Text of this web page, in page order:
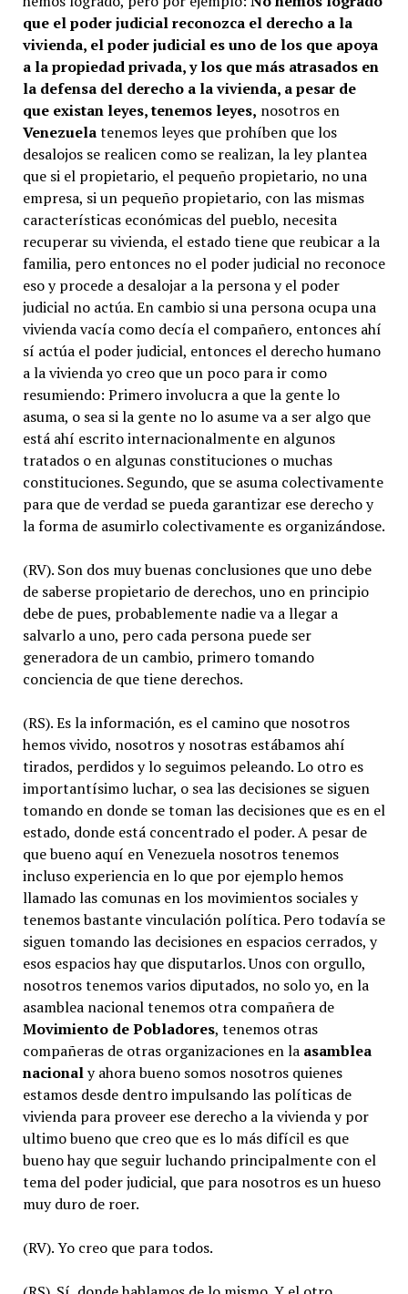
que el poder judicial reconozca el derecho a la
vivienda, el poder judicial es uno de los que apoya
a la propiedad privada, y los que más atrasados en
la defensa del derecho a la vivienda, a pesar de
que existan leyes, tenemos leyes, nosotros en
Venezuelatenemos leyes que prohíben que los
desalojos se realicen como se realizan, la ley plantea
que si el propietario, el pequeño propietario, no una
empresa, si un pequeño propietario, con las mismas
características económicas del pueblo, necesita
recuperar su vivienda, el estado tiene que reubicar a la
familia, pero entonces no el poder judicial no reconoce
eso y procede a desalojar a la persona y el poder
judicial no actúa. En cambio si una persona ocupa una
vivienda vacía como decía el compañero, entonces ahí
sí actúa el poder judicial, entonces el derecho humano
a la vivienda yo creo que un poco para ir como
resumiendo: Primero involucra a que la gente lo
asuma, o sea si la gente no lo asume va a ser algo que
está ahí escrito internacionalmente en algunos
tratados o en algunas constituciones o muchas
constituciones. Segundo, que se asuma colectivamente
para que de verdad se pueda garantizar ese derecho y
la forma de asumirlo colectivamente es organizándose.
(RV). Son dos muy buenas conclusiones que uno debe
de saberse propietario de derechos, uno en principio
debe de pues, probablemente nadie va a llegar a
salvarlo a uno, pero cada persona puede ser
generadora de un cambio, primero tomando
conciencia de que tiene derechos.
(RS). Es la información, es el camino que nosotros
hemos vivido, nosotros y nosotras estábamos ahí
tirados, perdidos y lo seguimos peleando. Lo otro es
importantísimo luchar, o sea las decisiones se siguen
tomando en donde se toman las decisiones que es en el
estado, donde está concentrado el poder. A pesar de
que bueno aquí en Venezuela nosotros tenemos
incluso experiencia en lo que por ejemplo hemos
llamado las comunas en los movimientos sociales y
tenemos bastante vinculación política. Pero todavía se
siguen tomando las decisiones en espacios cerrados, y
esos espacios hay que disputarlos. Unos con orgullo,
nosotros tenemos varios diputados, no solo yo, en la
asamblea nacional tenemos otra compañera de
Movimiento de Pobladores, tenemos otras
compañeras de otras organizaciones en la asamblea
nacionaly ahora bueno somos nosotros quienes
estamos desde dentro impulsando las políticas de
vivienda para proveer ese derecho a la vivienda y por
ultimo bueno que creo que es lo más difícil es que
bueno hay que seguir luchando principalmente con el
tema del poder judicial, que para nosotros es un hueso
muy duro de roer.
(RV). Yo creo que para todos.